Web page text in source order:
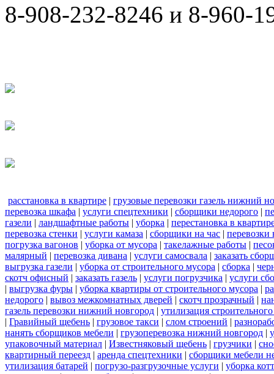
8-908-232-8246 и 8-960-
расстановка в квартире | грузовые перевозки газель нижний
перевозка шкафа | услуги спецтехники | сборщики недорого |
газели | ландшафтные работы | уборка | перестановка в
перевозка стенки | услуги камаза | сборщики на час | перевозки
погрузка вагонов | уборка от мусора | такелажные работы |
малярный | перевозка дивана | услуги самосвала | заказать
выгрузка газели | уборка от строительного мусора | сборка |
скотч офисный | заказать газель | услуги погрузчика | услуги
| выгрузка фуры | уборка квартиры от строительного мусора |
недорого | вывоз межкомнатных дверей | скотч прозрачный |
газель перевозки нижний новгород | утилизация
| Гравийный щебень | грузовое такси | слом строений |
нанять сборщиков мебели | грузоперевозка нижний новгород |
упаковочный материал | Известняковый щебень | грузчики |
квартирный переезд | аренда спецтехники | сборщики мебели
утилизация батарей | погрузо-разгрузочные услуги | уборка